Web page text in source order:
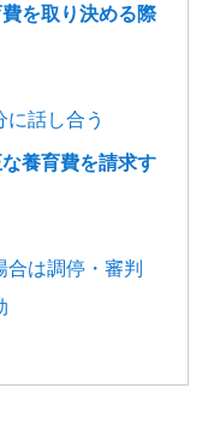
を取り決める際
に話し合う
養育費を請求す
合は調停・審判